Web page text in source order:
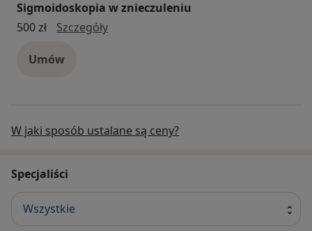
Sigmoidoskopia w znieczuleniu
500 zł
SzczegółySigmoidoskopia w znieczuleniu
Umów
W jaki sposób ustalane są ceny?
Specjaliści
Wszystkie